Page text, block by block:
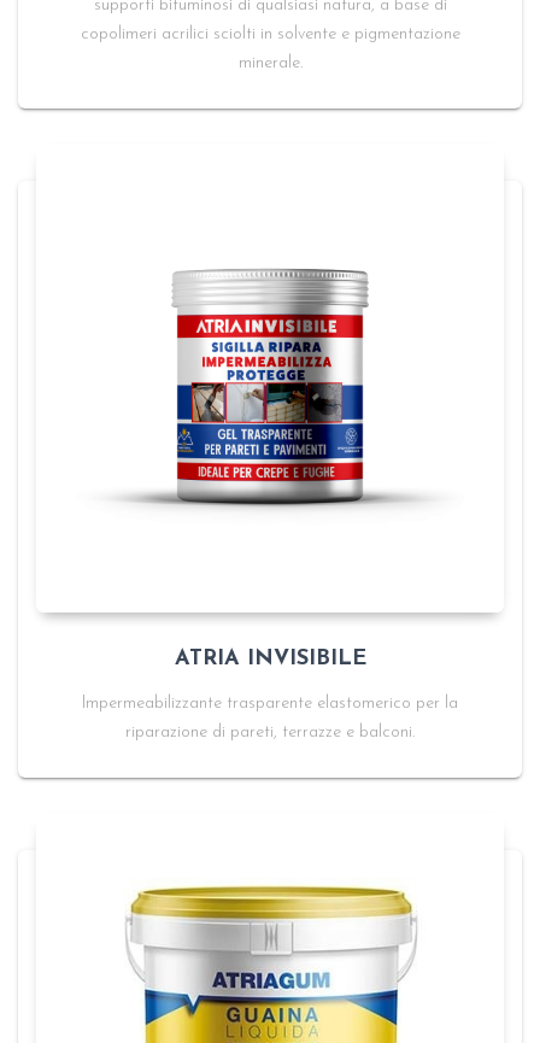
supporti bituminosi di qualsiasi natura, a base di
copolimeri acrilici sciolti in solvente e pigmentazione
minerale.
ATRIA INVISIBILE
Impermeabilizzante trasparente elastomerico per la
riparazione di pareti, terrazze e balconi.